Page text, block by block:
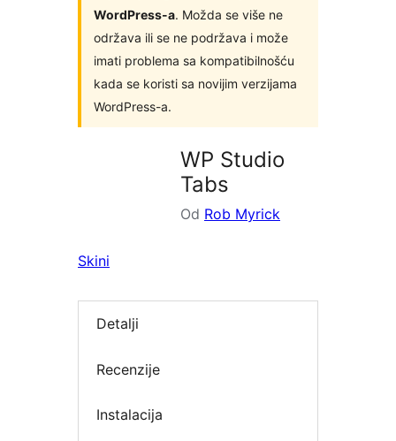
WordPress-a. Možda se više ne
održava ili se ne podržava i može
imati problema sa kompatibilnošću
kada se koristi sa novijim verzijama
WordPress-a.
WP Studio
Tabs
Od Rob Myrick
Skini
Detalji
Recenzije
Instalacija